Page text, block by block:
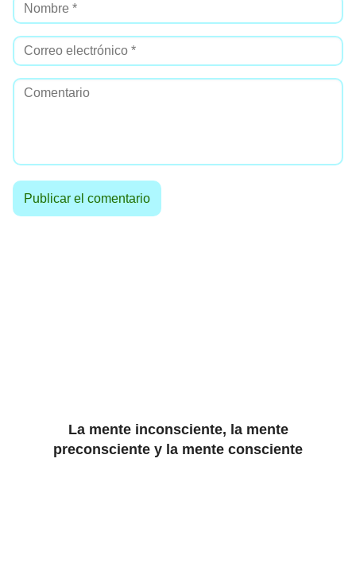
La mente inconsciente, la mente
preconsciente y la mente consciente